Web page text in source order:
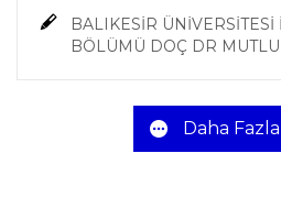
BALIKESİR ÜNİVERSİTESİ İ.İ.B.F. MALİYE
BÖLÜMÜ DOÇ DR
Daha